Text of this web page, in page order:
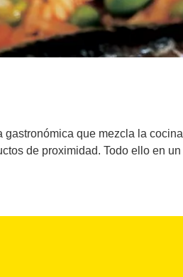
gastronómica que mezcla la
de proximidad. Todo ello en